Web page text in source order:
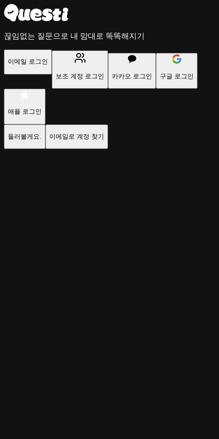
끊임없는 질문으로 내 맘대로 똑똑해지기
이메일 로그인
보조 계정 로그인
카카오 로그인 구글 로그인
애플 로그인
둘러볼게요. 이메일로 계정 찾기